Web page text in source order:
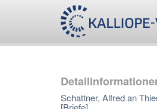
Schattner, Alfred an